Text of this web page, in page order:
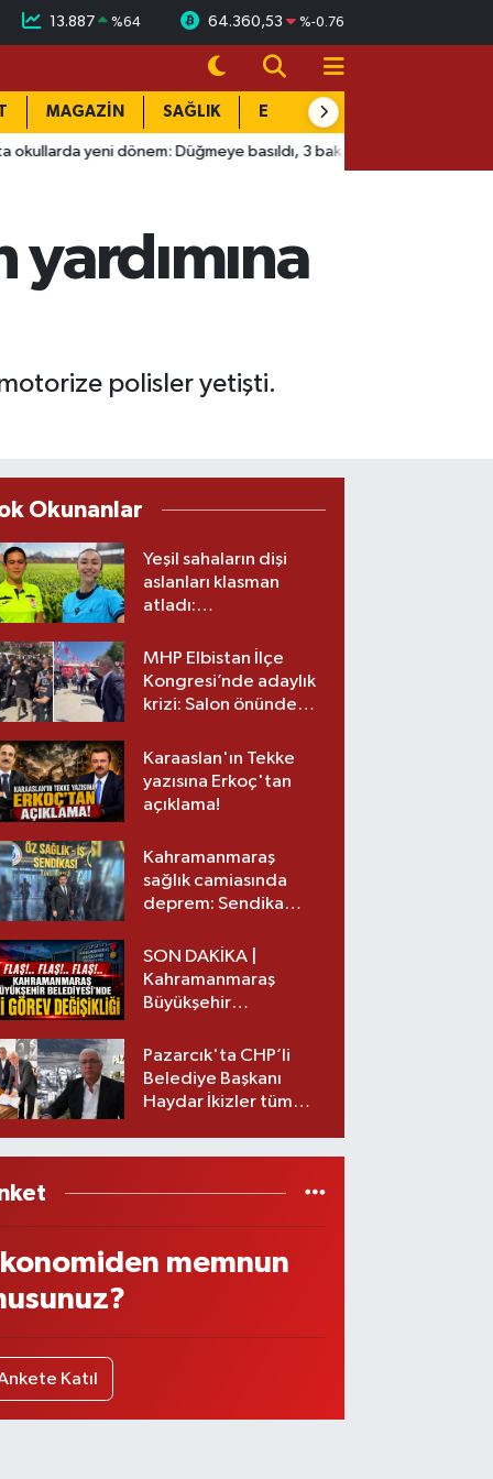
13.887 %64 64.360,53 %-0.76
MAGAZİN SAĞLIK EĞİTİM
Düğmeye basıldı, 3 bakanlık devrede!
polisler yetişti.
Okunanlar
Yeşil sahaların dişi
aslanları klasman
atladı:
üst lige iki transfer!
MHP Elbistan İlçe
Kongresi’nde adaylık
krizi: Salon önünde
Karaaslan'ın Tekke
yazısına Erkoç'tan
açıklama!
Kahramanmaraş
sağlık camiasında
deprem: Sendika
SON DAKİKA |
Kahramanmaraş
Büyükşehir
görev değişikliği!
Pazarcık'ta CHP’li
Belediye Başkanı
Haydar İkizler tüm
memnun
Katıl